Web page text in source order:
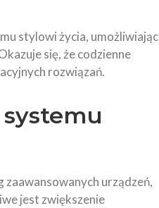
stylowi życia, umożliwiając
się, że codzienne
rozwiązań.
zaawansowanych urządzeń,
jest zwiększenie